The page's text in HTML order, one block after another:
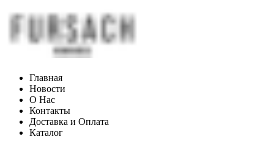
Главная
Новости
О Нас
Контакты
Доставка и Оплата
Каталог